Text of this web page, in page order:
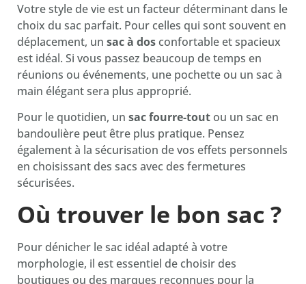
Votre style de vie est un facteur déterminant dans le
choix du sac parfait. Pour celles qui sont souvent en
déplacement, un sac à dos confortable et spacieux
est idéal. Si vous passez beaucoup de temps en
réunions ou événements, une pochette ou un sac à
main élégant sera plus approprié.
Pour le quotidien, un sac fourre-tout ou un sac en
bandoulière peut être plus pratique. Pensez
également à la sécurisation de vos effets personnels
en choisissant des sacs avec des fermetures
sécurisées.
Où trouver le bon sac ?
Pour dénicher le sac idéal adapté à votre
morphologie, il est essentiel de choisir des
boutiques ou des marques reconnues pour la